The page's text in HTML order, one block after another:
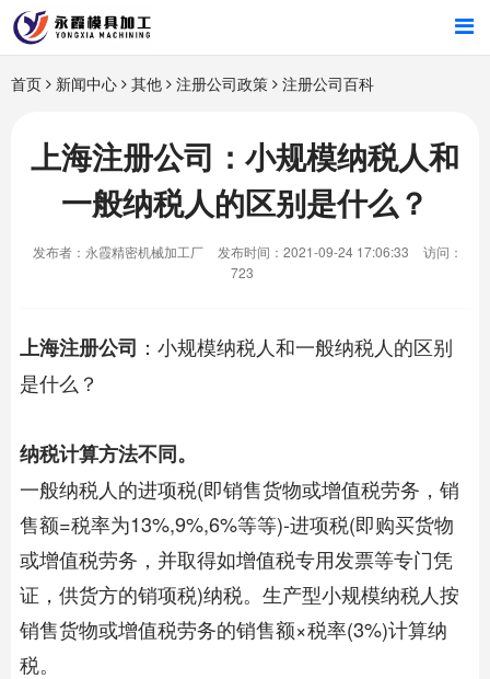
首页
产品中心
新闻中心
关于我们
首页 新闻中心 其他 注册公司政策 注册公司百科
上海注册公司：小规模纳税人和
一般纳税人的区别是什么？
发布者：永霞精密机械加工厂 发布时间：2021-09-24 17:06:33
访问：
723
上海注册公司 ：小规模纳税人和一般纳税人的区别
是什么？
纳税计算方法不同。
一般纳税人的进项税(即销售货物或增值税劳务，销
售额=税率为13%,9%,6%等等)-进项税(即购买货物
或增值税劳务，并取得如增值税专用发票等专门凭
证，供货方的销项税)纳税。生产型小规模纳税人按
销售货物或增值税劳务的销售额×税率(3%)计算纳
税。